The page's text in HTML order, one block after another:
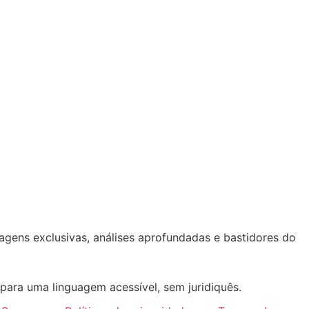
exclusivas, análises aprofundadas e bastidores do
uma linguagem acessível, sem juridiquês.